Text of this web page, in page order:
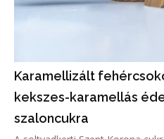
Karamellizált
kekszes-karamellás
szaloncukra